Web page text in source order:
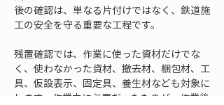
後の確認は、単なる片付けではなく、鉄道施
工の安全を守る重要な工程です。
残置確認では、作業に使った資材だけでな
く、使わなかった資材、撤去材、梱包材、工
具、仮設表示、固定具、養生材なども対象に
します。作業中に必要だったものが、作業後